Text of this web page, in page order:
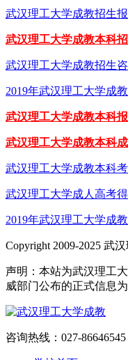
武汉理工大学成教招生
武汉理工大学成教本科
武汉理工大学成教招生
2019年武汉理工大学成
武汉理工大学成教本科
武汉理工大学成教本科
武汉理工大学成教本科
武汉理工大学成人高考
2019年武汉理工大学成
Copyright 2009-2025 武
声明：本站为武汉理工
威部门公布的正式信息
咨询热线：027-86646545